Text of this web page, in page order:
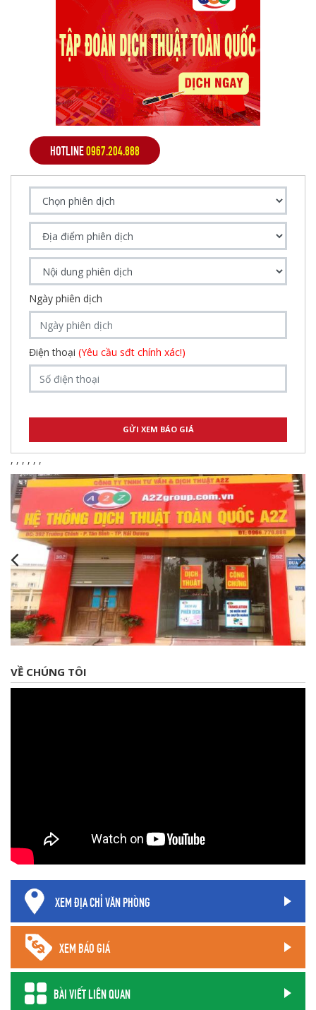
HOTLINE0967.204.888
Ngày phiên dịch
Điện thoại (Yêu cầu sđt chính xác!)
, , , , , ,
VỀ CHÚNG TÔI
XEM ĐỊA CHỈ VĂN PHÒNG
XEM BÁO GIÁ
BÀI VIẾT LIÊN QUAN